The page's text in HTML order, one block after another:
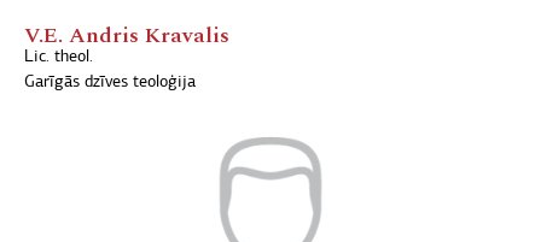
V.E. Andris Kravalis
Lic. theol.
Garīgās dzīves teoloģija